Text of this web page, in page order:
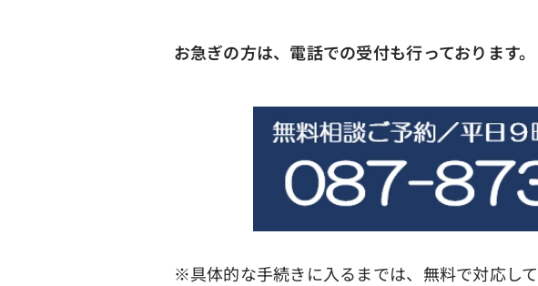
お急ぎの方は、電話での受付も行っております。
※具体的な手続きに入るまでは、無料で対応して